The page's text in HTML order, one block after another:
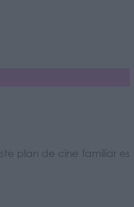
plan de cine familiar es